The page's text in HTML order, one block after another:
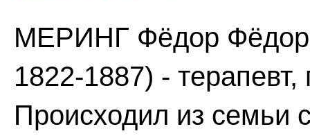
МЕРИНГ Фёдор
1822-1887) -
Происходил из семьи